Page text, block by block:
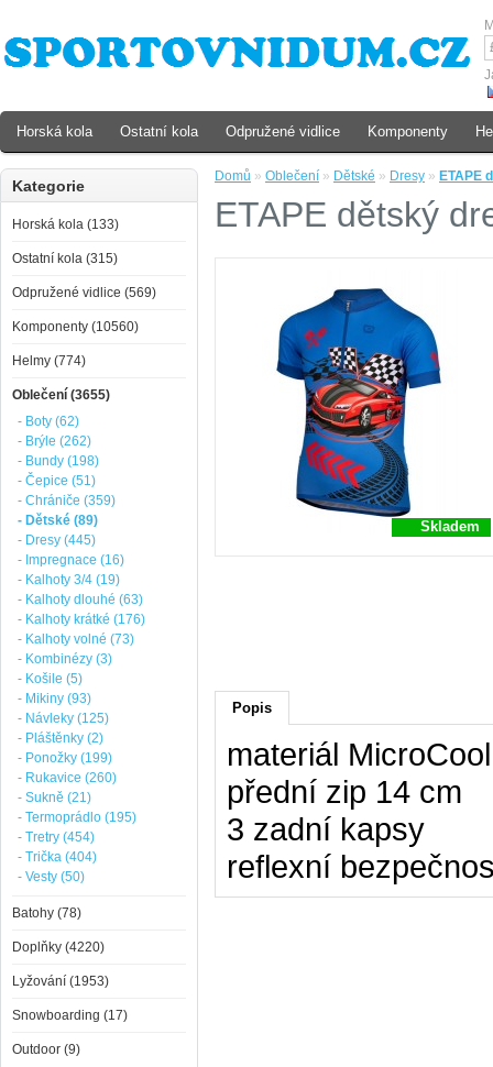
Domů » Oblečení » Dětské » Dresy » ETAPE
ETAPE dětský
Skladem
Popis
materiál MicroCool
přední zip 14 cm
3 zadní kapsy
reflexní
Kategorie
Horská kola (133)
Ostatní kola (315)
Odpružené vidlice (569)
Komponenty (10560)
Helmy (774)
Oblečení (3655)
- Boty (62)
- Brýle (262)
- Bundy (198)
- Čepice (51)
- Chrániče (359)
- Dětské (89)
- Dresy (445)
- Impregnace (16)
- Kalhoty 3/4 (19)
- Kalhoty dlouhé (63)
- Kalhoty krátké (176)
- Kalhoty volné (73)
- Kombinézy (3)
- Košile (5)
- Mikiny (93)
- Návleky (125)
- Pláštěnky (2)
- Ponožky (199)
- Rukavice (260)
- Sukně (21)
- Termoprádlo (195)
- Tretry (454)
- Trička (404)
- Vesty (50)
Batohy (78)
Doplňky (4220)
Lyžování (1953)
Snowboarding (17)
Outdoor (9)
Horská kola Ostatní kola Odpružené vidlice Komponenty